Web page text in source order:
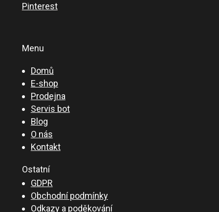
Pinterest
Menu
Domů
E-shop
Prodejna
Servis bot
Blog
O nás
Kontakt
Ostatní
GDPR
Obchodní podmínky
Odkazy a poděkování